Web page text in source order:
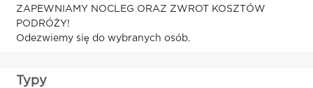
ZAPEWNIAMY NOCLEG ORAZ ZWROT KOSZTÓW
PODRÓŻY!
Odezwiemy się do wybranych osób.
Typy